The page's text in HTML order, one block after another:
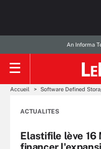
An Informa
Accueil Software Defined
ACTUALITES
Elastifile lève 16